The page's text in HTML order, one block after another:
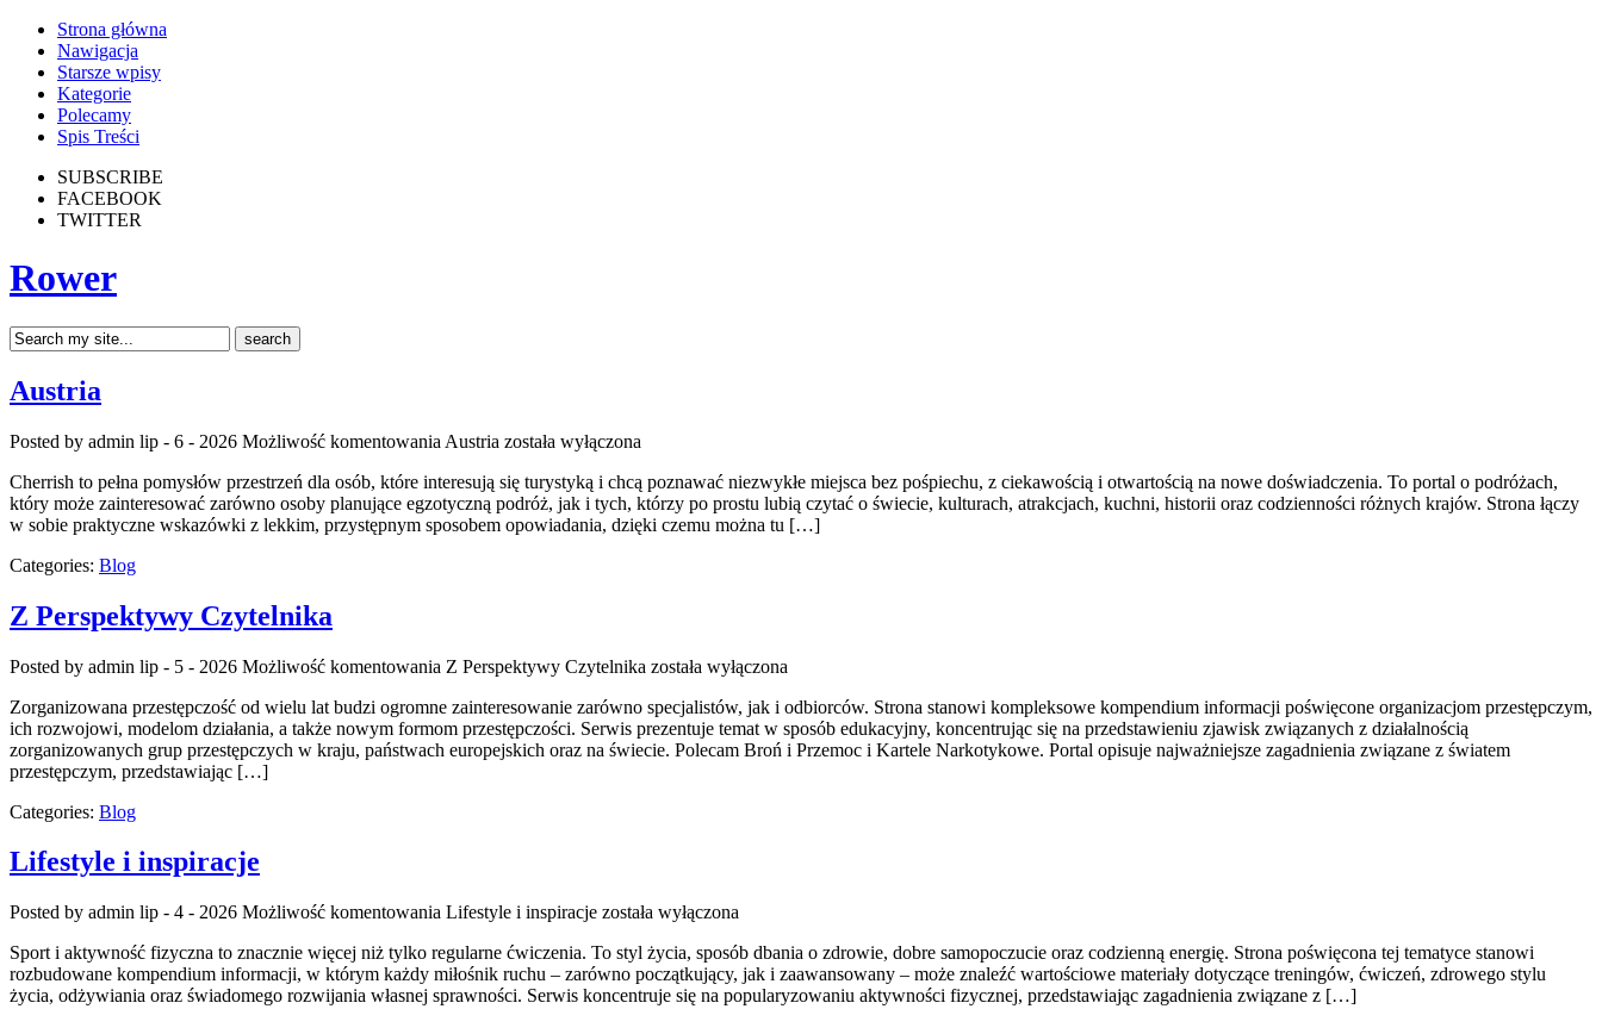
Strona główna
Nawigacja
Starsze wpisy
Kategorie
Polecamy
Spis Treści
SUBSCRIBE
FACEBOOK
TWITTER
Rower
Austria
Posted by admin lip - 6 - 2026 Możliwość komentowania Austria została wyłączona
Cherrish to pełna pomysłów przestrzeń dla osób, które interesują się turystyką i chcą poznawać niezwykłe miejsca bez pośpiechu, z ciekawością i otwartością na nowe doświadczenia. To portal o podróżach,
który może zainteresować zarówno osoby planujące egzotyczną podróż, jak i tych, którzy po prostu lubią czytać o świecie, kulturach, atrakcjach, kuchni, historii oraz codzienności różnych krajów. Strona łączy
w sobie praktyczne wskazówki z lekkim, przystępnym sposobem opowiadania, dzięki czemu można tu […]
Categories: Blog
Z Perspektywy Czytelnika
Posted by admin lip - 5 - 2026 Możliwość komentowania Z Perspektywy Czytelnika została wyłączona
Zorganizowana przestępczość od wielu lat budzi ogromne zainteresowanie zarówno specjalistów, jak i odbiorców. Strona stanowi kompleksowe kompendium informacji poświęcone organizacjom przestępczym,
ich rozwojowi, modelom działania, a także nowym formom przestępczości. Serwis prezentuje temat w sposób edukacyjny, koncentrując się na przedstawieniu zjawisk związanych z działalnością
zorganizowanych grup przestępczych w kraju, państwach europejskich oraz na świecie. Polecam Broń i Przemoc i Kartele Narkotykowe. Portal opisuje najważniejsze zagadnienia związane z światem
przestępczym, przedstawiając […]
Categories: Blog
Lifestyle i inspiracje
Posted by admin lip - 4 - 2026 Możliwość komentowania Lifestyle i inspiracje została wyłączona
Sport i aktywność fizyczna to znacznie więcej niż tylko regularne ćwiczenia. To styl życia, sposób dbania o zdrowie, dobre samopoczucie oraz codzienną energię. Strona poświęcona tej tematyce stanowi
rozbudowane kompendium informacji, w którym każdy miłośnik ruchu – zarówno początkujący, jak i zaawansowany – może znaleźć wartościowe materiały dotyczące treningów, ćwiczeń, zdrowego stylu
życia, odżywiania oraz świadomego rozwijania własnej sprawności. Serwis koncentruje się na popularyzowaniu aktywności fizycznej, przedstawiając zagadnienia związane z […]